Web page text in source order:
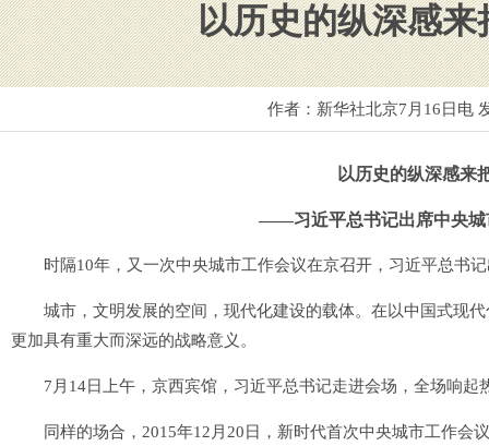
以历史的纵深感
作者：新华社北京7月16日电
以历史的纵深感来
——习近平总书记出席中央城
时隔10年，又一次中央城市工作会议在京召开，习近平总书记
城市，文明发展的空间，现代化建设的载体。在以中国式现代
更加具有重大而深远的战略意义。
7月14日上午，京西宾馆，习近平总书记走进会场，全场响起
同样的场合，2015年12月20日，新时代首次中央城市工作会